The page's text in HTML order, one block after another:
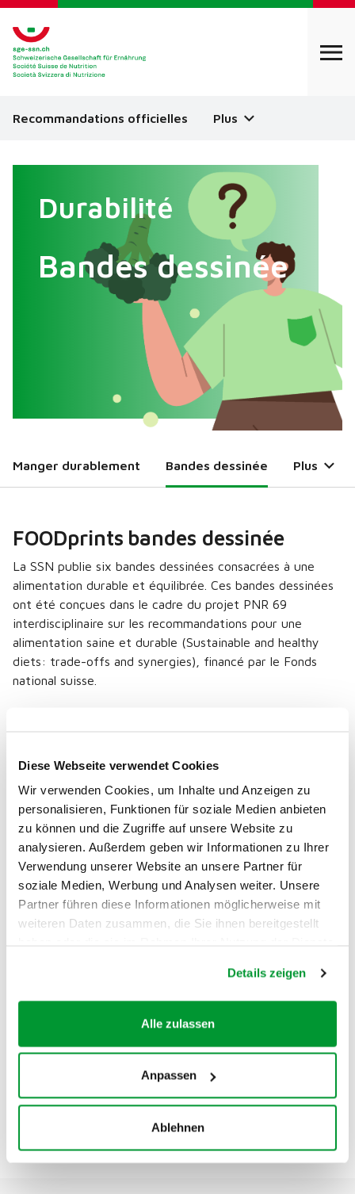
Diese Webseite verwendet Cookies
Wir verwenden Cookies, um Inhalte und Anzeigen zu
personalisieren, Funktionen für soziale Medien anbieten
zu können und die Zugriffe auf unsere Website zu
analysieren. Außerdem geben wir Informationen zu Ihrer
Verwendung unserer Website an unsere Partner für
soziale Medien, Werbung und Analysen weiter. Unsere
Partner führen diese Informationen möglicherweise mit
weiteren Daten zusammen, die Sie ihnen bereitgestellt
Details zeigen
Alle zulassen
Anpassen
Ablehnen
Recommandations officielles Plus
Durabilité
Bandes dessinée
Manger durablement Bandes dessinée Plus
FOODprints bandes dessinée
La SSN publie six bandes dessinées consacrées à une
alimentation durable et équilibrée. Ces bandes dessinées
ont été conçues dans le cadre du projet PNR 69
interdisciplinaire sur les recommandations pour une
alimentation saine et durable (Sustainable and healthy
diets: trade-offs and synergies), financé par le Fonds
national suisse.
La gourmande - Lea
L'ennemie du gaspi - Sara
L’économe - Pascal